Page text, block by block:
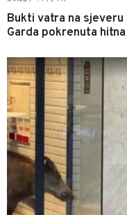
Bukti vatra na
Garda pokrenuta